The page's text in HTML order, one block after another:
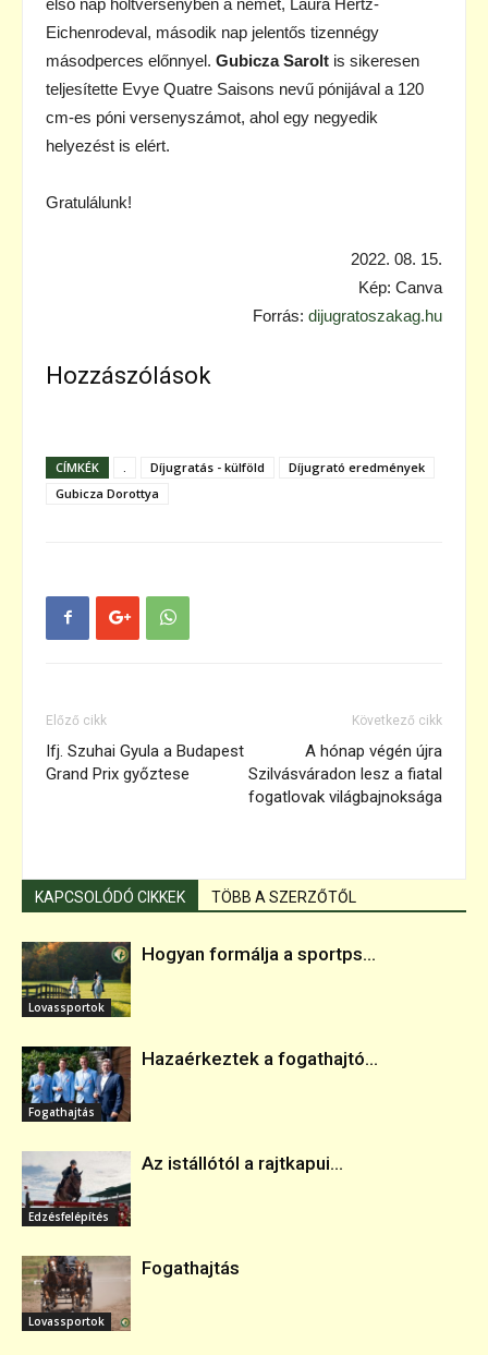
Eichenrodeval, második nap jelentős tizennégy
másodperces előnnyel. Gubicza Sarolt is sikeresen
teljesítette Evye Quatre Saisons nevű pónijával a 120
cm-es póni versenyszámot, ahol egy negyedik
helyezést is elért.
Gratulálunk!
2022. 08. 15.
Kép: Canva
Forrás: dijugratoszakag.hu
Hozzászólások
CÍMKÉK Díjugratás - külföld
Díjugrató eredmények
Gubicza Dorottya
Előző cikk
Ifj. Szuhai Gyula a Budapest
Grand Prix győztese
Következő cikk
A hónap végén újra
Szilvásváradon lesz a fiatal
fogatlovak világbajnoksága
KAPCSOLÓDÓ CIKKEK TÖBB A SZERZŐTŐL
Lovassportok
Hogyan formálja a sportps...
Fogathajtás
Hazaérkeztek a fogathajtó...
Edzésfelépítés
Az istállótól a rajtkapui...
Lovassportok
Fogathajtás